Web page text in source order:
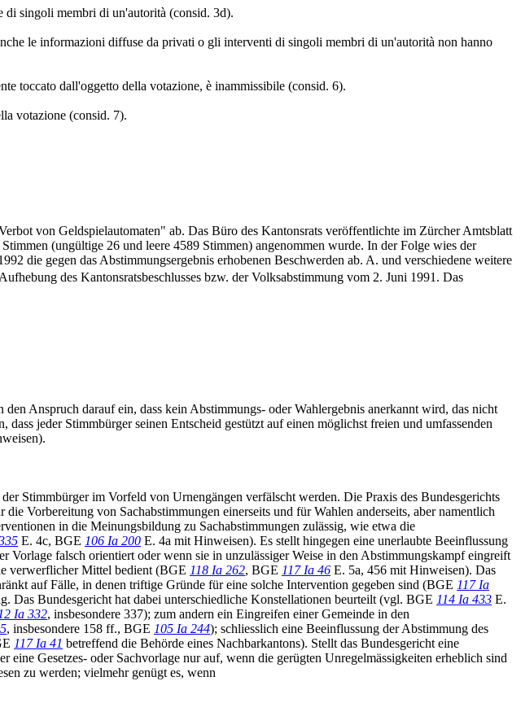
singoli membri di un'autorità (consid. 3d).
le informazioni diffuse da privati o gli interventi di singoli membri di un'autorità non hanno
toccato dall'oggetto della votazione, è inammissibile (consid. 6).
votazione (consid. 7).
von Geldspielautomaten" ab. Das Büro des Kantonsrats veröffentlichte im Zürcher Amtsblatt
(ungültige 26 und leere 4589 Stimmen) angenommen wurde. In der Folge wies der
die gegen das Abstimmungsergebnis erhobenen Beschwerden ab. A. und verschiedene weitere
des Kantonsratsbeschlusses bzw. der Volksabstimmung vom 2. Juni 1991. Das
Anspruch darauf ein, dass kein Abstimmungs- oder Wahlergebnis anerkannt wird, das nicht
jeder Stimmbürger seinen Entscheid gestützt auf einen möglichst freien und umfassenden
Stimmbürger im Vorfeld von Urnengängen verfälscht werden. Die Praxis des Bundesgerichts
Vorbereitung von Sachabstimmungen einerseits und für Wahlen anderseits, aber namentlich
in die Meinungsbildung zu Sachabstimmungen zulässig, wie etwa die
E. 4c, BGE 106 Ia 200 E. 4a mit Hinweisen). Es stellt hingegen eine unerlaubte Beeinflussung
falsch orientiert oder wenn sie in unzulässiger Weise in den Abstimmungskampf eingreift
verwerflicher Mittel bedient (BGE 118 Ia 262, BGE 117 Ia 46 E. 5a, 456 mit Hinweisen). Das
auf Fälle, in denen triftige Gründe für eine solche Intervention gegeben sind (BGE 117 Ia
Das Bundesgericht hat dabei unterschiedliche Konstellationen beurteilt (vgl. BGE 114 Ia 433 E.
Ia 332, insbesondere 337); zum andern ein Eingreifen einer Gemeinde in den
, insbesondere 158 ff., BGE 105 Ia 244); schliesslich eine Beeinflussung der Abstimmung des
117 Ia 41 betreffend die Behörde eines Nachbarkantons). Stellt das Bundesgericht eine
Gesetzes- oder Sachvorlage nur auf, wenn die gerügten Unregelmässigkeiten erheblich sind
zu werden; vielmehr genügt es, wenn